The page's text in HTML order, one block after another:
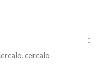
cercalo